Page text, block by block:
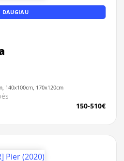
DAUGIAU
140x100cm, 170x120cm
150-510€